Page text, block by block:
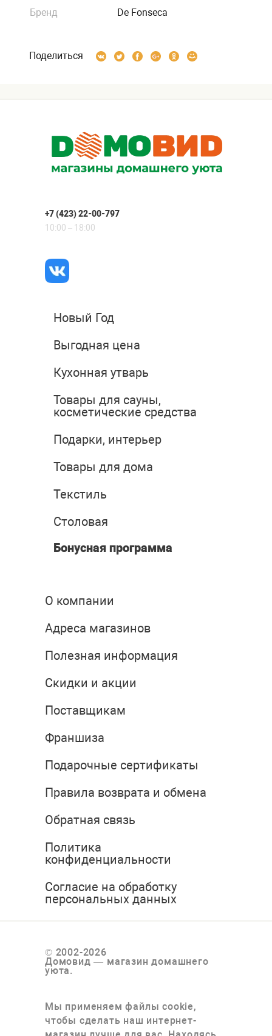
Бренд
De Fonseca
Поделиться
+7 (423) 22-00-797
10:00 – 18:00
Новый Год
Выгодная цена
Кухонная утварь
Товары для сауны,
косметические средства
Подарки, интерьер
Товары для дома
Текстиль
Столовая
Бонусная программа
О компании
Адреса магазинов
Полезная информация
Скидки и акции
Поставщикам
Франшиза
Подарочные сертификаты
Правила возврата и обмена
Обратная связь
Политика
конфиденциальности
Согласие на обработку
персональных данных
© 2002-2026
Домовид — магазин домашнего
уюта.
Мы применяем файлы cookie,
чтобы сделать наш интернет-